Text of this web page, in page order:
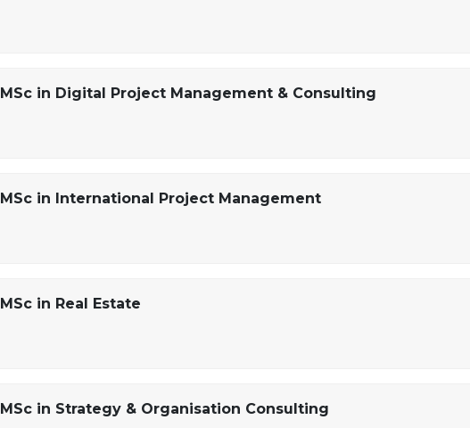
MSc in Digital Project Management & Consulting
MSc in International Project Management
MSc in Real Estate
MSc in Strategy & Organisation Consulting